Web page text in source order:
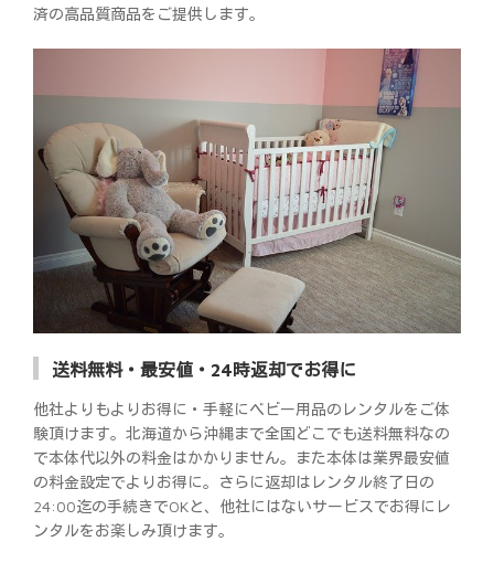
済の高品質商品をご提供します。
送料無料・最安値・24時返却でお得に
他社よりもよりお得に・手軽にベビー用品のレンタルをご体
験頂けます。北海道から沖縄まで全国どこでも送料無料なの
で本体代以外の料金はかかりません。また本体は業界最安値
の料金設定でよりお得に。さらに返却はレンタル終了日の
24:00迄の手続きでOKと、他社にはないサービスでお得にレ
ンタルをお楽しみ頂けます。